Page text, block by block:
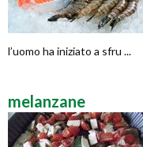
l’uomo ha iniziato a sfru ...
melanzane